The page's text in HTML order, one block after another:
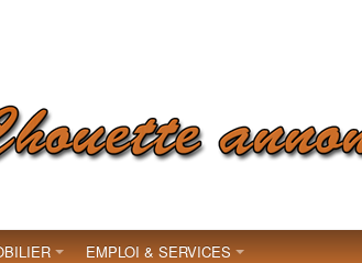
EMPLOI & SERVICES